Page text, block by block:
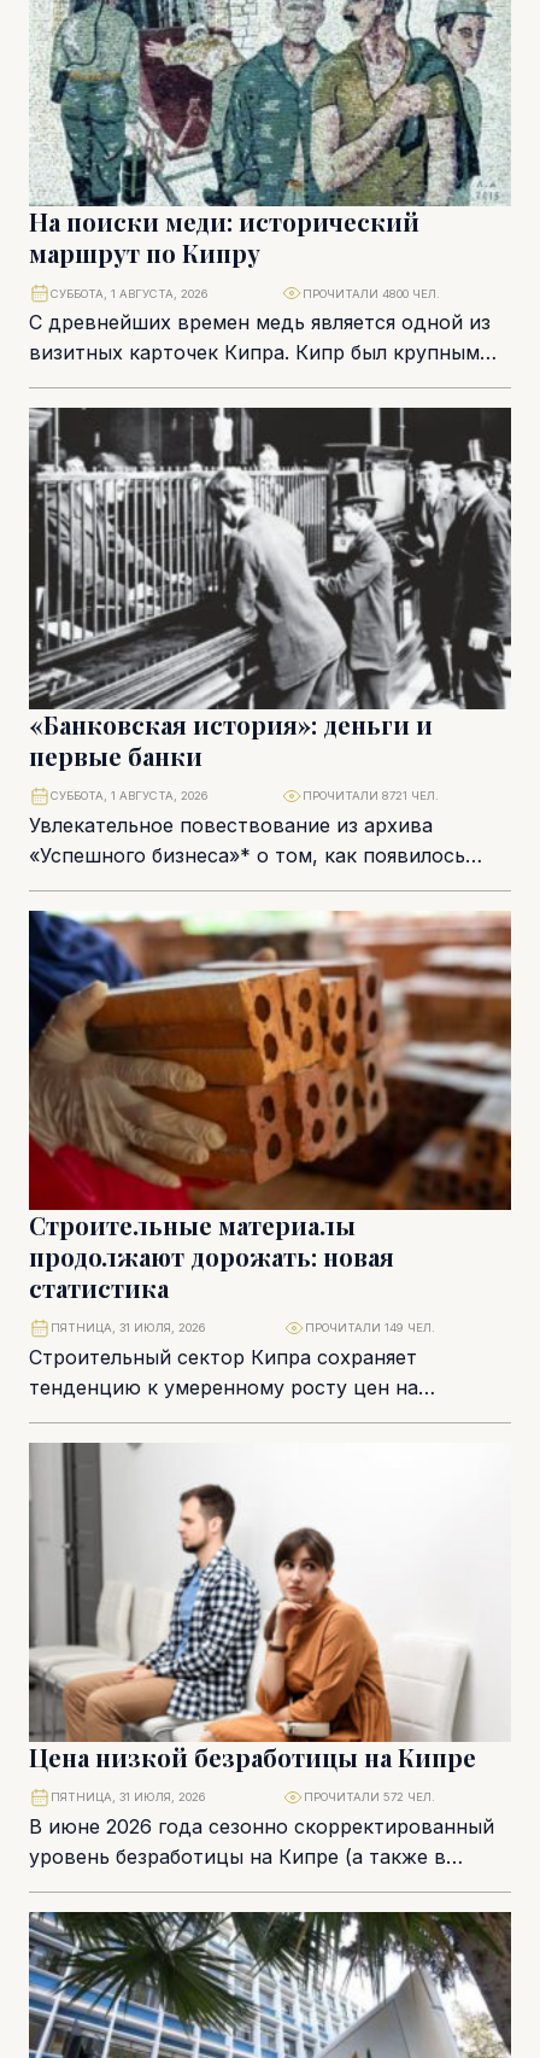
На поиски меди: исторический
маршрут по Кипру
С древнейших времен медь является одной из
визитных карточек Кипра. Кипр был крупным
поставщиком этого металла на протяжении
многих столетий....
СУББОТА, 1 АВГУСТА, 2026 ПРОЧИТАЛИ 4800 ЧЕЛ.
«Банковская история»: деньги и
первые банки
Увлекательное повествование из архива
«Успешного бизнеса»* о том, как появилось
банковское дело и как эволюционировали
банки с древних времен до наших...
СУББОТА, 1 АВГУСТА, 2026 ПРОЧИТАЛИ 8721 ЧЕЛ.
Строительные материалы
продолжают дорожать: новая
статистика
Строительный сектор Кипра сохраняет
тенденцию к умеренному росту цен на
материалы, несмотря на постепенную
стабилизацию мировой инфляции и
ПЯТНИЦА, 31 ИЮЛЯ, 2026 ПРОЧИТАЛИ 149 ЧЕЛ.
Цена низкой безработицы на Кипре
В июне 2026 года сезонно скорректированный
уровень безработицы на Кипре (а также в
Болгарии) снизился до 3% – минимального
показателя...
ПЯТНИЦА, 31 ИЮЛЯ, 2026 ПРОЧИТАЛИ 572 ЧЕЛ.